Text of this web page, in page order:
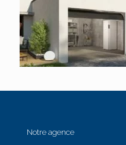
Notre agence